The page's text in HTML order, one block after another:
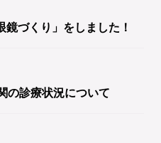
づくり」をしました！
の診療状況について